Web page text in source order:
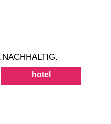
VIRGIL
hotel